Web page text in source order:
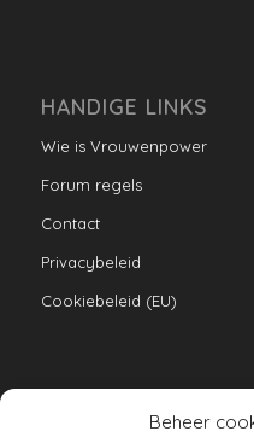
Beheer
HANDIGE LINKS
Wie is Vrouwenpower
Forum regels
Contact
Privacybeleid
Cookiebeleid (EU)